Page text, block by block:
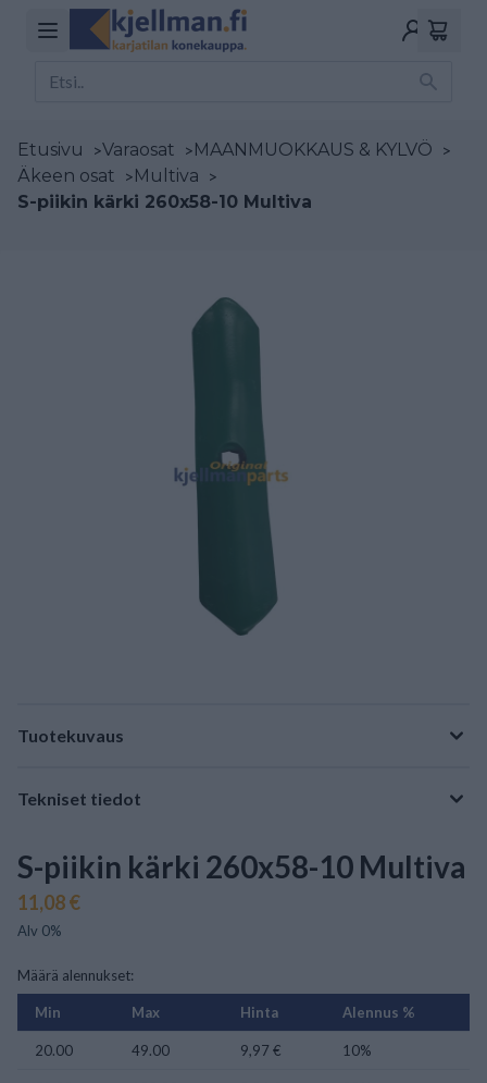
Etusivu >Varaosat >MAANMUOKKAUS & KYLVÖ >
Äkeen osat >Multiva >
S-piikin kärki 260x58-10 Multiva
Tuotekuvaus
Tekniset tiedot
S-piikin kärki 260x58-10 Multiva
11,08 €
Alv 0%
Määrä alennukset:
Min Max Hinta Alennus %
20.00 49.00 9,97 € 10%